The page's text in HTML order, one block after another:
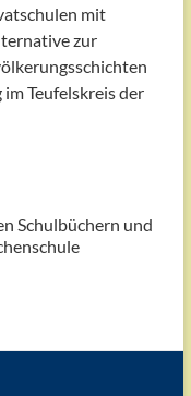
mit
zur
Teufelskreis der
Schulbüchern und